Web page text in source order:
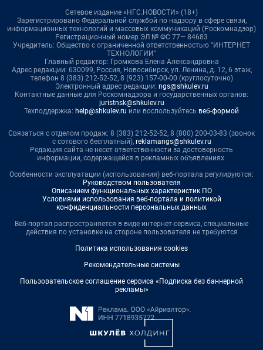
Сетевое издание «НГС.НОВОСТИ» (18+)
Зарегистрировано Федеральной службой по надзору в сфере связи,
информационных технологий и массовых коммуникаций (Роскомнадзор)
Регистрационный номер ЭЛ № ФС 77— 84683
Учредитель: Общество с ограниченной ответственностью "ИНТЕРНЕТ
ТЕХНОЛОГИИ"
Главный редактор: Громкова Елена Александровна
Адрес редакции: 630099, Россия, Новосибирск, ул. Ленина, д. 12, 6 этаж,
телефон 8 (383) 212-52-52, 8 (923) 157-00-00 (круглосуточно)
Электронный адрес редакции: ngs@shkulev.ru
Контактные данные для Роскомнадзора и государственных органов:
juristnsk@shkulev.ru
Техподдержка: help@shkulev.ru или воспользуйтесь веб-формой
Связаться с отделом продаж: 8 (383) 212-52-52, 8 (800) 200-03-83 (звонок
с сотового бесплатный), reklamangs@shkulev.ru
Редакция сайта не несет ответственности за достоверность
информации, содержащейся в рекламных объявлениях.
Особенности эксплуатации (использования) веб-портала регулируются:
Руководством пользователя
Описанием функциональных характеристик ПО
Условиями использования веб-портала и политикой
конфиденциальности персональных данных
Веб-портал распространяется в виде интернет-сервиса, специальные
действия по установке на стороне пользователя не требуются
Политика использования cookies
Рекомендательные системы
Пользовательское соглашение сервиса «Подписка без баннерной
рекламы»